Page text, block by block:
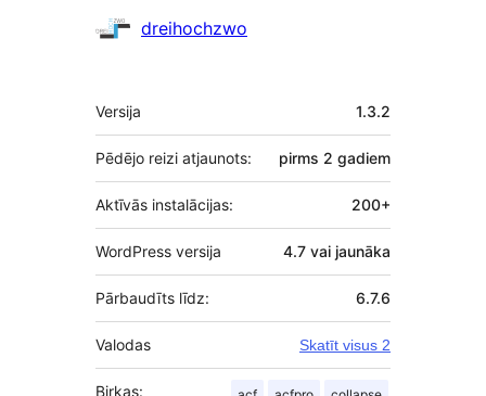
Līdzdalībnieki
dreihochzwo
Meta
Versija 1.3.2
Pēdējo reizi atjaunots: pirms 2 gadiem
Aktīvās instalācijas: 200+
WordPress versija 4.7 vai jaunāka
Pārbaudīts līdz: 6.7.6
Valodas Skatīt visus 2
Birkas: